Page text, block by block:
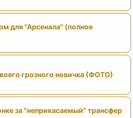
для "Арсенала" (полное
грозного новичка (ФОТО)
за "неприкасаемый" трансфер